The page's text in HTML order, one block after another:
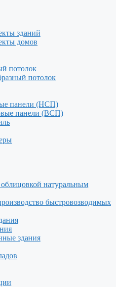
зданий
домов
потолок
потолок
панели (НСП)
панели (ВСП)
натуральным
быстровозводимых
здания